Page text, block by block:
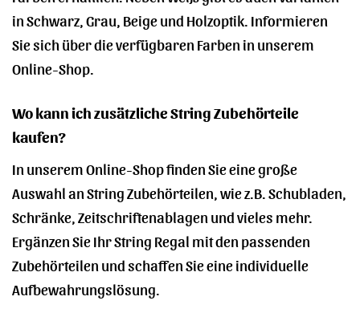
in Schwarz, Grau, Beige und Holzoptik. Informieren
Sie sich über die verfügbaren Farben in unserem
Online-Shop.
Wo kann ich zusätzliche String Zubehörteile
kaufen?
In unserem Online-Shop finden Sie eine große
Auswahl an String Zubehörteilen, wie z.B. Schubladen,
Schränke, Zeitschriftenablagen und vieles mehr.
Ergänzen Sie Ihr String Regal mit den passenden
Zubehörteilen und schaffen Sie eine individuelle
Aufbewahrungslösung.